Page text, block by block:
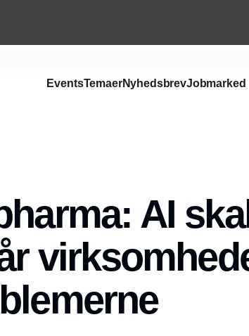
EventsTemaerNyhedsbrevJobmarked
AI